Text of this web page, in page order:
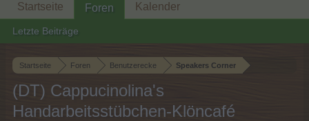
Startseite Foren Benutzerecke Speakers Corner
(DT) Cappucinolina's
Handarbeitsstübchen-Klöncafé
Startseite Foren
Letzte Beiträge
Kalender